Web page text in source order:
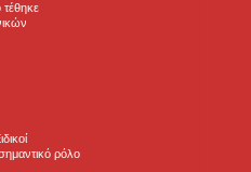
τέθηκε
ρόλο